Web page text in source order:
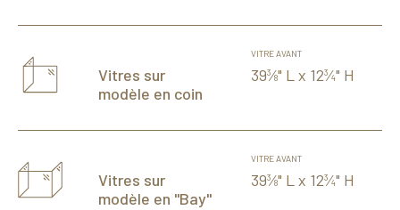
Vitres sur
modèle en coin
VITRE AVANT
393⁄8" L x 123⁄4" H
Vitres sur
modèle en "Bay"
VITRE AVANT
393⁄8" L x 123⁄4" H